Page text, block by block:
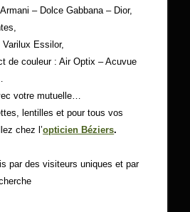
– Dolce Gabbana – Dior,
Varilux Essilor,
de couleur : Air Optix – Acuvue
votre mutuelle…
lentilles et pour tous vos
chez l’opticien Béziers.
par des visiteurs uniques et par